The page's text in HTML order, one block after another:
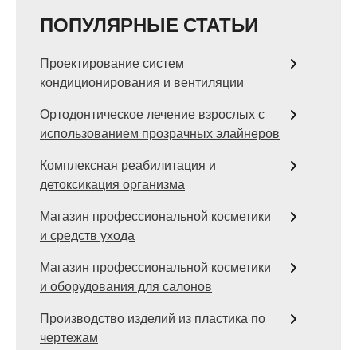
ПОПУЛЯРНЫЕ СТАТЬИ
Проектирование систем
кондиционирования и вентиляции
Ортодонтическое лечение взрослых с
использованием прозрачных элайнеров
Комплексная реабилитация и
детоксикация организма
Магазин профессиональной косметики
и средств ухода
Магазин профессиональной косметики
и оборудования для салонов
Производство изделий из пластика по
чертежам